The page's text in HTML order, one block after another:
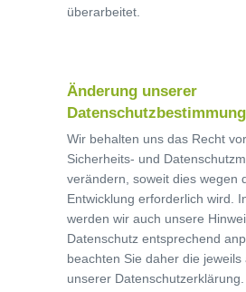
überarbeitet.
Änderung unserer
Wir behalten uns das Recht
Sicherheits- und
verändern, soweit dies wegen
Entwicklung erforderlich wird.
werden wir auch unsere
Datenschutz entsprechend
beachten Sie daher die jeweils
unserer Datenschutzerklärung.